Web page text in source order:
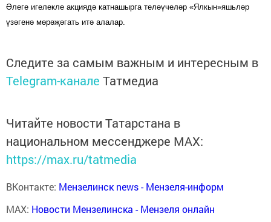
Әлеге игелекле акциядә катнашырга теләүчеләр «Ялкын»яшьләр
үзәгенә мөрәҗәгать итә алалар.
Следите за самым важным и интересным в
Telegram-канале Татмедиа
Читайте новости Татарстана в
национальном мессенджере MАХ:
https://max.ru/tatmedia
ВКонтакте: Мензелинск news - Мензеля-информ
MAX: Новости Мензелинска - Мензеля онлайн